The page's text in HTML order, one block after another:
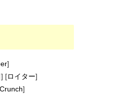
]
] [ロイター]
]